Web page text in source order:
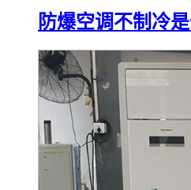
防爆空调不制冷是